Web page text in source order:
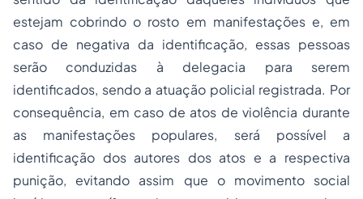
estejam cobrindo o rosto em manifestações e, em
caso de negativa da identificação, essas pessoas
serão conduzidas à delegacia para serem
identificados, sendo a atuação policial registrada. Por
consequência, em caso de atos de violência durante
as manifestações populares, será possível a
identificação dos autores dos atos e a respectiva
punição, evitando assim que o movimento social